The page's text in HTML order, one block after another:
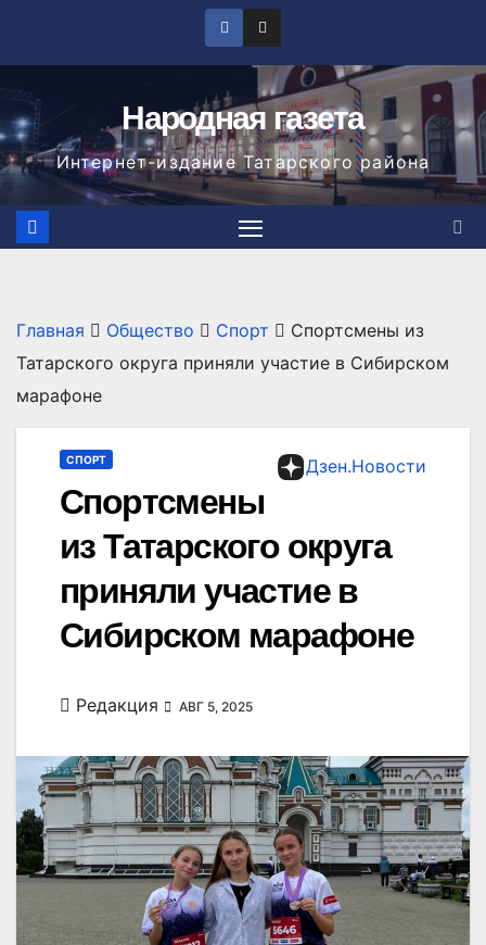
Народная газета
Интернет-издание Татарского района
Главная Общество Спорт
Спортсмены из
Татарского округа приняли участие в Сибирском
марафоне
Дзен.Новости
СПОРТ
Спортсмены
из Татарского округа
приняли участие в
Сибирском марафоне
Редакция АВГ 5, 2025